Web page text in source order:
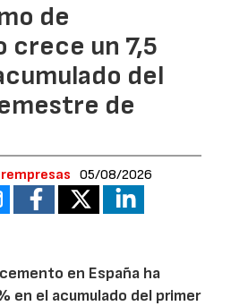
de
crece un 7,5
del
de
05/08/2026
en España ha
en el acumulado del primer